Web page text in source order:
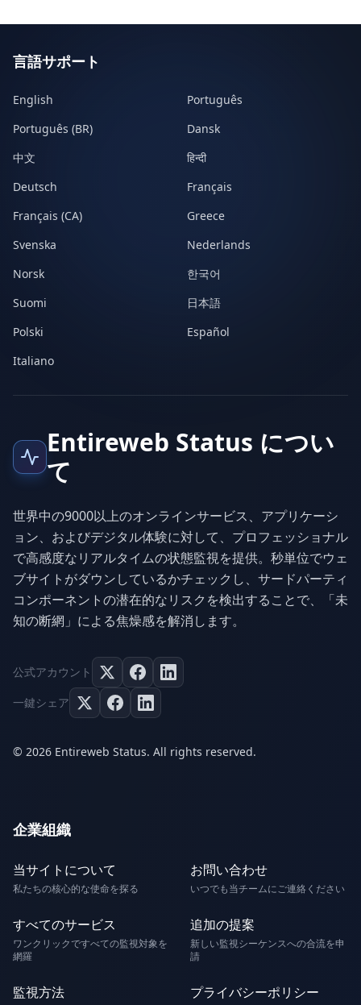
言語サポート
English
Português
Português (BR)
Dansk
中文
हिन्दी
Deutsch
Français
Français (CA)
Greece
Svenska
Nederlands
Norsk
한국어
Suomi
日本語
Polski
Español
Italiano
Entireweb Status につい
て
世界中の9000以上のオンラインサービス、アプリケーシ
ョン、およびデジタル体験に対して、プロフェッショナル
で高感度なリアルタイムの状態監視を提供。秒単位でウェ
ブサイトがダウンしているかチェックし、サードパーティ
コンポーネントの潜在的なリスクを検出することで、「未
知の断網」による焦燥感を解消します。
公式アカウント
一鍵シェア
© 2026 Entireweb Status. All rights reserved.
企業組織
当サイトについて
私たちの核心的な使命を探る
お問い合わせ
いつでも当チームにご連絡ください
すべてのサービス
ワンクリックですべての監視対象を
網羅
追加の提案
新しい監視シーケンスへの合流を申
請
監視方法 プライバシーポリシー